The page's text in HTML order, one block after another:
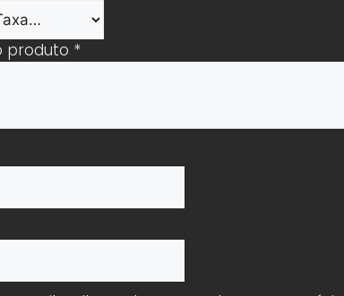
produto *